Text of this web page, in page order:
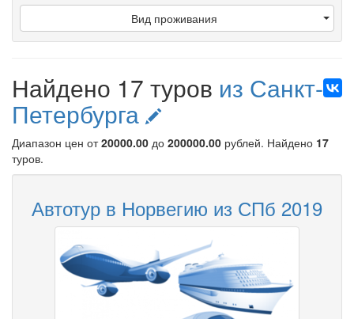
Вид проживания
Найдено 17 туров из Санкт-
Петербурга
Диапазон цен от20000.00 до 200000.00 рублей. Найдено 17
туров.
Автотур в Норвегию из СПб 2019